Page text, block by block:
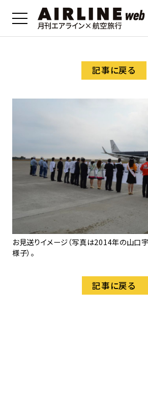
記事に戻る
お見送りイメージ（写真は2014年の山口
様子）。
記事に戻る